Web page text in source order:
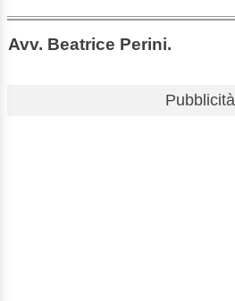
Avv. Beatrice Perini.
Pubblicità